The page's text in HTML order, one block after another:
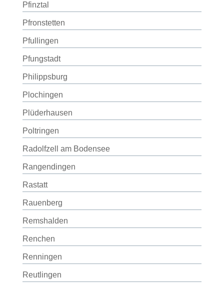
Pfinztal
Pfronstetten
Pfullingen
Pfungstadt
Philippsburg
Plochingen
Plüderhausen
Poltringen
Radolfzell am Bodensee
Rangendingen
Rastatt
Rauenberg
Remshalden
Renchen
Renningen
Reutlingen